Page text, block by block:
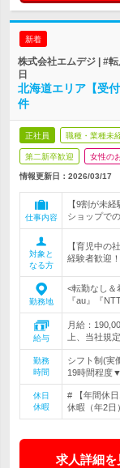
新着
株式会社エムデジ | #
日
北海道エリア【受
件
正社員 職種・業種未
第二新卒歓迎 女性の
情報更新日：2026/03/17
仕事内容
【9割が未
ショップで
対象と
なる方
【育児中の
経験者歓迎！
勤務地
<転勤なし＆
『au』『
給与
月給：
上、当社規
勤務
時間
シフト制(実
19時間程度
休日
休暇
# 【年間休
休暇（年2日
求人詳細を